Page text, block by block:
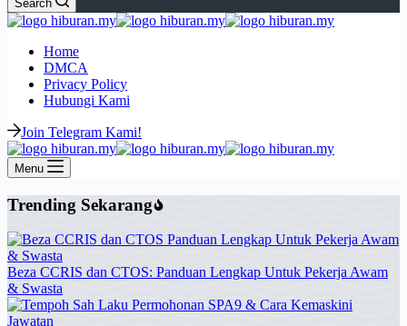
Search
Home
DMCA
Privacy Policy
Hubungi Kami
Join Telegram Kami!
Menu
Trending Sekarang
Beza CCRIS dan CTOS: Panduan Lengkap Untuk Pekerja Awam
& Swasta